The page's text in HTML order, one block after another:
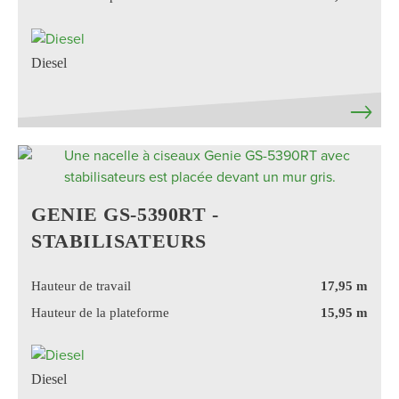
Diesel
GENIE GS-5390RT -
STABILISATEURS
Hauteur de travail
17,95 m
Hauteur de la plateforme
15,95 m
Diesel